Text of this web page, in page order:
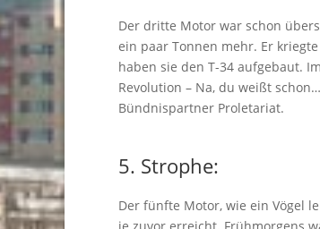
Der dritte Motor war schon
ein paar Tonnen mehr. Er
haben sie den T-34 aufgebaut.
Revolution – Na, du weißt
Bündnispartner Proletariat.
5. Strophe:
Der fünfte Motor, wie ein Vögel
je zuvor erreicht. Frühmorgens